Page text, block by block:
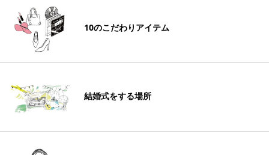
10のこだわりアイテム
結婚式をする場所